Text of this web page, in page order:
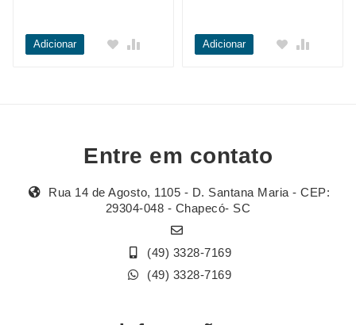
Adicionar Adicionar
Entre em contato
Rua 14 de Agosto, 1105 - D. Santana Maria - CEP:
29304-048 - Chapecó- SC
(49) 3328-7169
(49) 3328-7169